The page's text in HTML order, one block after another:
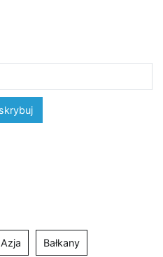
Azja Bałkany